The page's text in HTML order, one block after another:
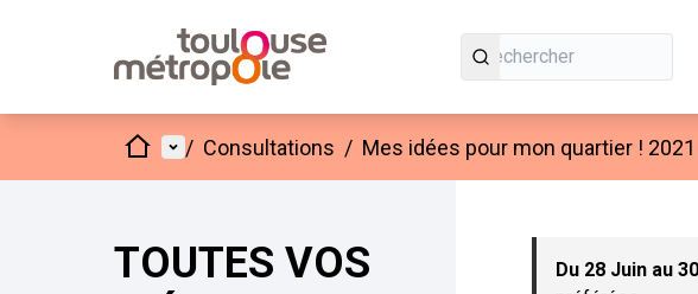
AccueilMenu principal
/ Consultations / Mes idées pour mon quartier ! 2021
TOUTES VOS
Passer la carte
Du 28 Juin au